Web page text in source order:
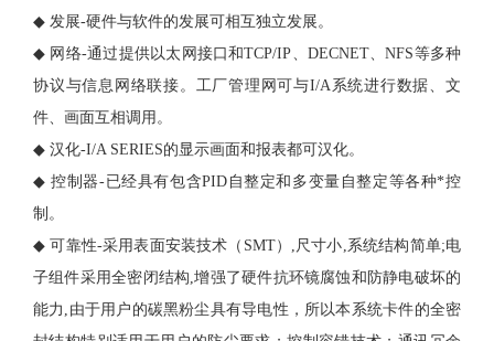
◆ 发展-硬件与软件的发展可相互独立发展。
◆ 网络-通过提供以太网接口和TCP/IP、DECNET、NFS等多种
协议与信息网络联接。工厂管理网可与I/A系统进行数据、文
件、画面互相调用。
◆ 汉化-I/A SERIES的显示画面和报表都可汉化。
◆ 控制器-已经具有包含PID自整定和多变量自整定等各种*控
制。
◆ 可靠性-采用表面安装技术（SMT）,尺寸小,系统结构简单;电
子组件采用全密闭结构,增强了硬件抗环镜腐蚀和防静电破坏的
能力,由于用户的碳黑粉尘具有导电性，所以本系统卡件的全密